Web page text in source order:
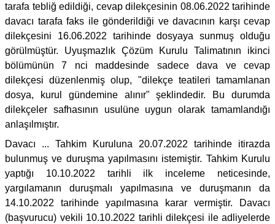
tarafa tebliğ edildiği, cevap dilekçesinin 08.06.2022 tarihinde
davacı tarafa faks ile gönderildiği ve davacının karşı cevap
dilekçesini 16.06.2022 tarihinde dosyaya sunmuş olduğu
görülmüştür. Uyuşmazlık Çözüm Kurulu Talimatının ikinci
bölümünün 7 nci maddesinde sadece dava ve cevap
dilekçesi düzenlenmiş olup, "dilekçe teatileri tamamlanan
dosya, kurul gündemine alınır" şeklindedir. Bu durumda
dilekçeler safhasının usulüne uygun olarak tamamlandığı
anlaşılmıştır.
Davacı ... Tahkim Kuruluna 20.07.2022 tarihinde itirazda
bulunmuş ve duruşma yapılmasını istemiştir. Tahkim Kurulu
yaptığı 10.10.2022 tarihli ilk inceleme neticesinde,
yargılamanın duruşmalı yapılmasına ve duruşmanın da
14.10.2022 tarihinde yapılmasına karar vermiştir. Davacı
(başvurucu) vekili 10.10.2022 tarihli dilekçesi ile adliyelerde